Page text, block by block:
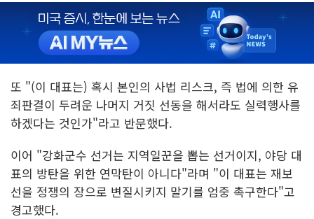
또 "(이 대표는) 혹시 본인의 사법 리스크, 즉 법에 의한 유
죄판결이 두려운 나머지 거짓 선동을 해서라도 실력행사를
하겠다는 것인가"라고 반문했다.
이어 "강화군수 선거는 지역일꾼을 뽑는 선거이지, 야당 대
표의 방탄을 위한 연막탄이 아니다"라며 "이 대표는 재보
선을 정쟁의 장으로 변질시키지 말기를 엄중 촉구한다"고
경고했다.